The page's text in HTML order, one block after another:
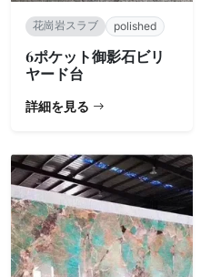
花崗岩スラブ polished
6ポケット御影石ビリ
ヤード台
詳細を見る